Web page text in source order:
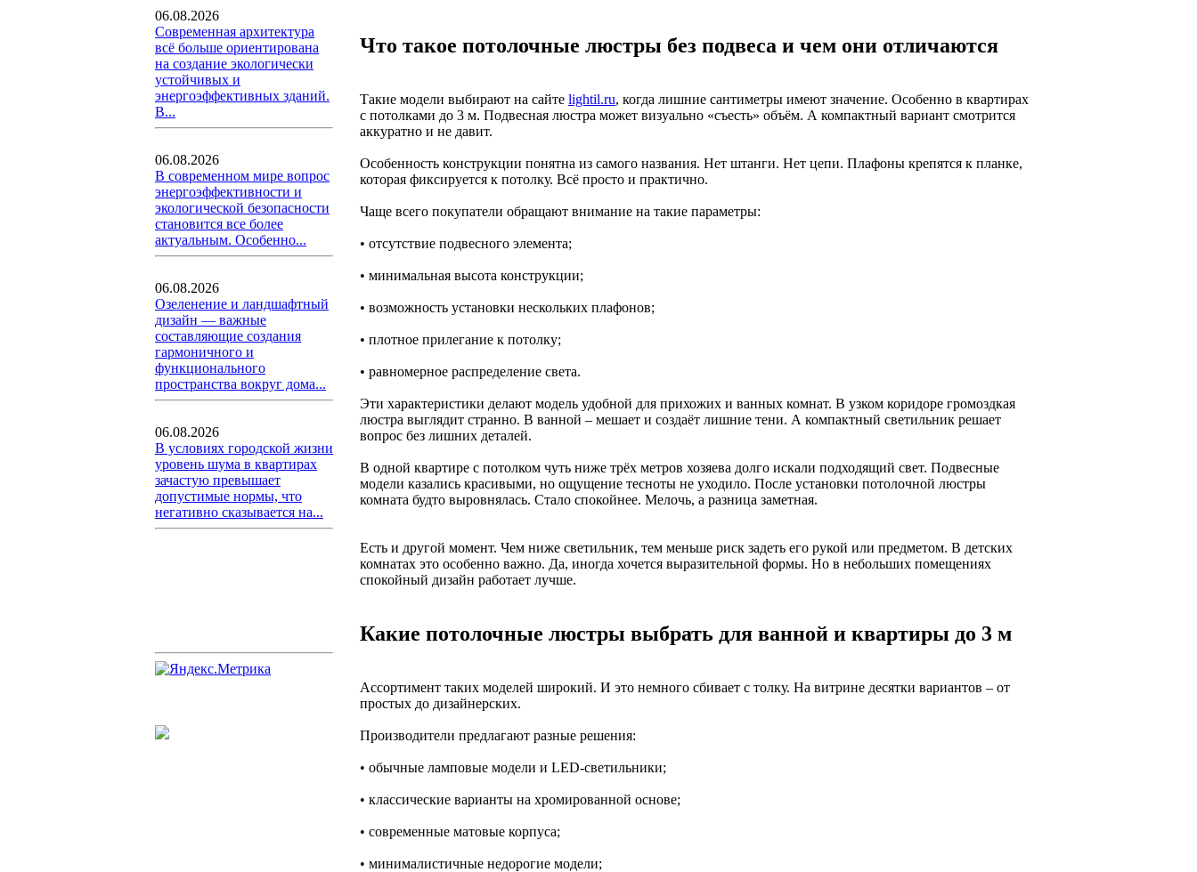
06.08.2026
Современная архитектура
всё больше ориентирована
на создание экологически
устойчивых и
энергоэффективных зданий.
В...
06.08.2026
В современном мире вопрос
энергоэффективности и
экологической безопасности
становится все более
актуальным. Особенно...
06.08.2026
Озеленение и ландшафтный
дизайн — важные
составляющие создания
гармоничного и
функционального
пространства вокруг дома...
06.08.2026
В условиях городской жизни
уровень шума в квартирах
зачастую превышает
допустимые нормы, что
негативно сказывается на...
Что такое потолочные люстры без подвеса и чем они отличаются
Такие модели выбирают на сайте lightil.ru, когда лишние сантиметры имеют значение. Особенно в квартирах
с потолками до 3 м. Подвесная люстра может визуально «съесть» объём. А компактный вариант смотрится
аккуратно и не давит.
Особенность конструкции понятна из самого названия. Нет штанги. Нет цепи. Плафоны крепятся к планке,
которая фиксируется к потолку. Всё просто и практично.
Чаще всего покупатели обращают внимание на такие параметры:
• отсутствие подвесного элемента;
• минимальная высота конструкции;
• возможность установки нескольких плафонов;
• плотное прилегание к потолку;
• равномерное распределение света.
Эти характеристики делают модель удобной для прихожих и ванных комнат. В узком коридоре громоздкая
люстра выглядит странно. В ванной – мешает и создаёт лишние тени. А компактный светильник решает
вопрос без лишних деталей.
В одной квартире с потолком чуть ниже трёх метров хозяева долго искали подходящий свет. Подвесные
модели казались красивыми, но ощущение тесноты не уходило. После установки потолочной люстры
комната будто выровнялась. Стало спокойнее. Мелочь, а разница заметная.
Есть и другой момент. Чем ниже светильник, тем меньше риск задеть его рукой или предметом. В детских
комнатах это особенно важно. Да, иногда хочется выразительной формы. Но в небольших помещениях
спокойный дизайн работает лучше.
Какие потолочные люстры выбрать для ванной и квартиры до 3 м
Ассортимент таких моделей широкий. И это немного сбивает с толку. На витрине десятки вариантов – от
простых до дизайнерских.
Производители предлагают разные решения:
• обычные ламповые модели и LED-светильники;
• классические варианты на хромированной основе;
• современные матовые корпуса;
• минималистичные недорогие модели;